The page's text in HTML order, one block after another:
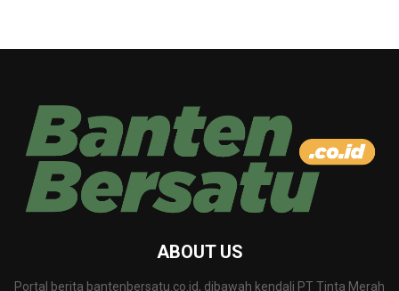
ABOUT US
Portal berita bantenbersatu.co.id, dibawah kendali PT Tinta Merah